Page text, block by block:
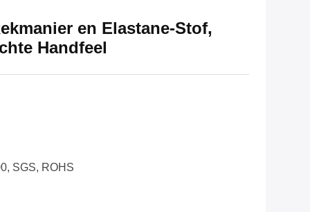
en Elastane-Stof,
Handfeel
SGS, ROHS